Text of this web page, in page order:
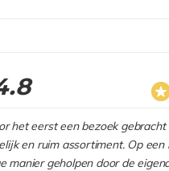
het eerst een bezoek
en ruim assortiment. Op een
manier geholpen door de